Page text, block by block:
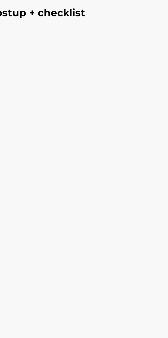
+ checklist